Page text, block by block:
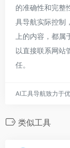
的准确性和完整
具导航实际控制
上的内容，都
以直接联系网站
任。
AI工具导航致力于
类似工具